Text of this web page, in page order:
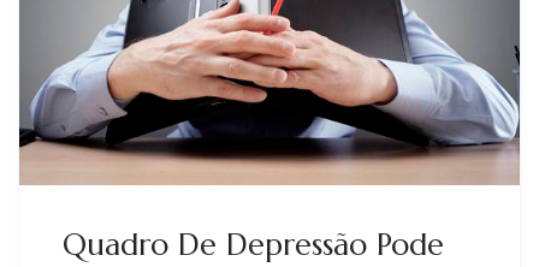
Quadro De Depressão Pode